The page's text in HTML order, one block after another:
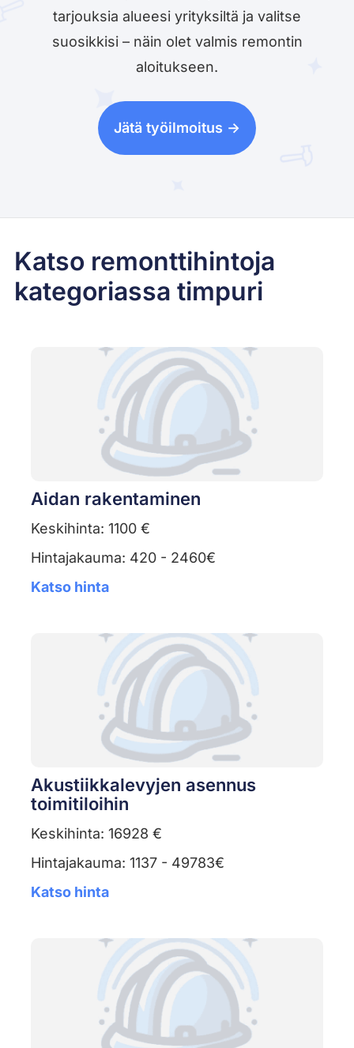
tarjouksia alueesi yrityksiltä ja valitse
suosikkisi – näin olet valmis remontin
aloitukseen.
Jätä työilmoitus ->
Katso remonttihintoja
kategoriassa timpuri
Aidan rakentaminen
Keskihinta: 1100 €
Hintajakauma: 420 - 2460€
Katso hinta
Akustiikkalevyjen asennus
toimitiloihin
Keskihinta: 16928 €
Hintajakauma: 1137 - 49783€
Katso hinta